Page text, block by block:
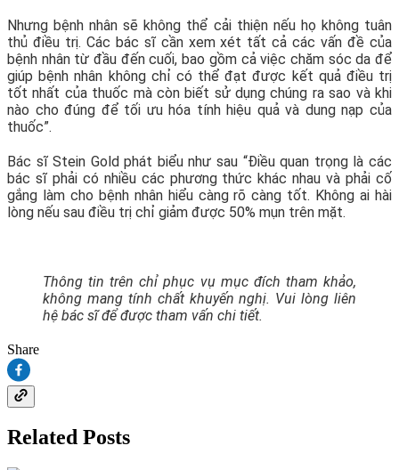
Nhưng bệnh nhân sẽ không thể cải thiện nếu họ không tuân
thủ điều trị. Các bác sĩ cần xem xét tất cả các vấn đề của
bệnh nhân từ đầu đến cuối, bao gồm cả việc chăm sóc da để
giúp bệnh nhân không chỉ có thể đạt được kết quả điều trị
tốt nhất của thuốc mà còn biết sử dụng chúng ra sao và khi
nào cho đúng để tối ưu hóa tính hiệu quả và dung nạp của
thuốc”.
Bác sĩ Stein Gold phát biểu như sau “Điều quan trọng là các
bác sĩ phải có nhiều các phương thức khác nhau và phải cố
gắng làm cho bệnh nhân hiểu càng rõ càng tốt. Không ai hài
lòng nếu sau điều trị chỉ giảm được 50% mụn trên mặt.
Thông tin trên chỉ phục vụ mục đích tham khảo,
không mang tính chất khuyến nghị. Vui lòng liên
hệ bác sĩ để được tham vấn chi tiết.
Share
Related Posts